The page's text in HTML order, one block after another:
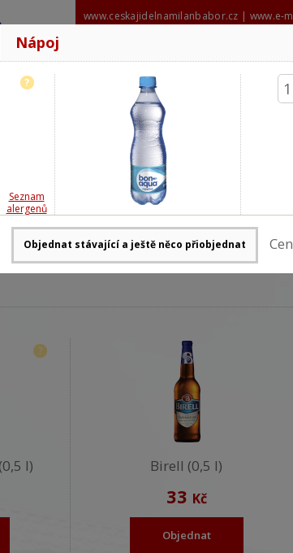
www.ceskajidelnamilanbabor.cz | www.e-
606 686 273
milanbabor@seznam.cz
Denní nabídka
Celá nabídka
Babor OTEVŘENA, rozvoz momentálně uzavřen.
l)
?
Birell (0,5 l)
33 Kč
Objednat
Nápoj
?
Seznam
alergenů